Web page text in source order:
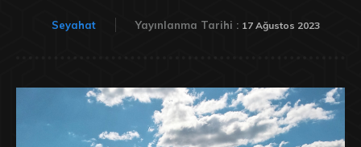
Seyahat Yayınlanma Tarihi : 17 Ağustos 2023